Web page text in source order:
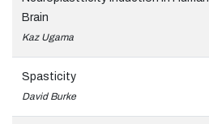
Brain
Kaz Ugama
Spasticity
David Burke